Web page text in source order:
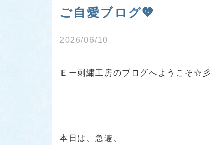
ご自愛ブログ💖
2026/06/10
Ｅー刺繍工房のブログへようこそ☆彡
本日は、急遽、